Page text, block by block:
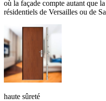
où la façade compte autant que
résidentiels de Versailles ou de
haute sûreté